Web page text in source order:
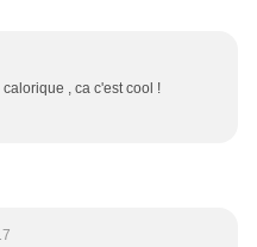
, ca c'est cool !